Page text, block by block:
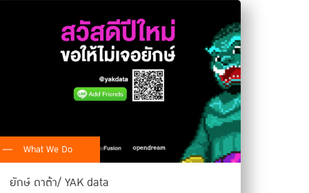
What We Do
ยักษ์ ดาต้า/ YAK data